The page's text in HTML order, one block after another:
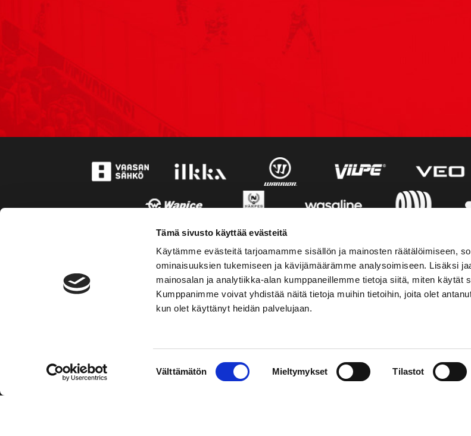
Tämä sivusto käyttää evästeitä
Käytämme evästeitä tarjoamamme sisällön ja mainosten räätälöimiseen,
ominaisuuksien tukemiseen ja kävijämäärämme analysoimiseen. Lisäksi
mainosalan ja analytiikka-alan kumppaneillemme tietoja siitä, miten käytät
Kumppanimme voivat yhdistää näitä tietoja muihin tietoihin, joita olet
kun olet käyttänyt heidän palvelujaan.
Välttämätön Mieltymykset Tilastot
Hockey-Team Vaasan Sport Oy
KONTAKTINFORMATION
Puh: 02 01 555 600
sportshop@vaasansport.fi
SOCIALA
facebook